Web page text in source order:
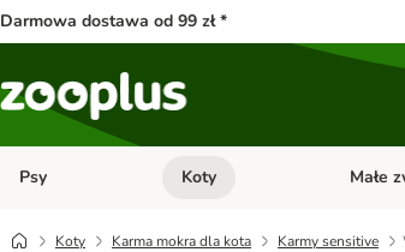
Darmowa dostawa od 99 zł *
Psy Otwórz menu kategorii: Psy
Koty Otwórz
Małe
Koty Karma mokra dla kota Karmy sensitive